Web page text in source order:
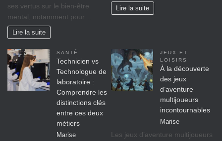
ses vertus sur le bien-être
mental, notamment pour…
Lire la suite
Lire la suite
SANTÉ
Technicien vs
Technologue de
laboratoire :
Comprendre les
distinctions clés
entre ces deux
métiers
Marise
JEUX ET
LOISIRS
À la découverte
des jeux
d’aventure
multijoueurs
incontournables
Marise
Les jeux d’aventure multijoueurs